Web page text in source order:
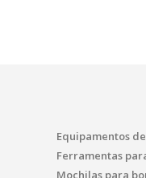
Equipamentos
Ferramentas